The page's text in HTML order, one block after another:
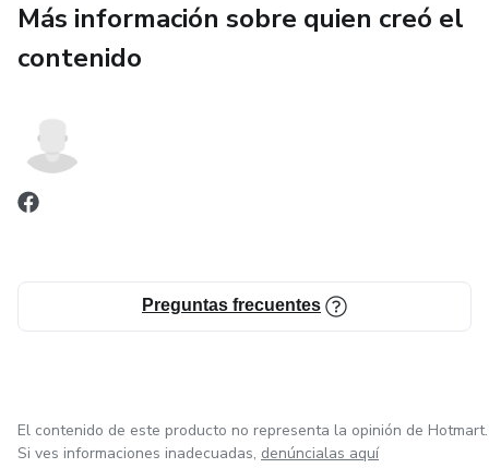
Más información sobre quien creó el
contenido
Preguntas frecuentes
El contenido de este producto no representa la opinión de Hotmart.
Si ves informaciones inadecuadas, denúncialas aquí